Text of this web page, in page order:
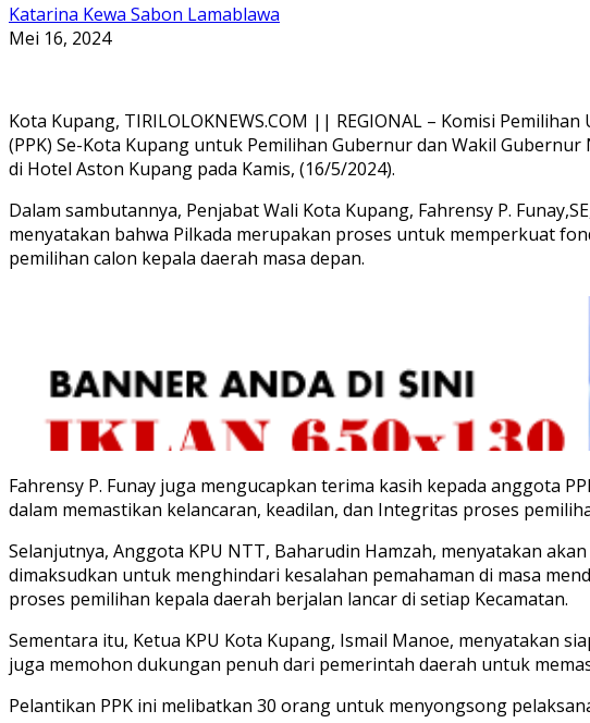
Katarina Kewa Sabon Lamablawa
Mei 16, 2024
Kota Kupang, TIRILOLOKNEWS.COM || REGIONAL – Komisi
(PPK) Se-Kota Kupang untuk Pemilihan Gubernur dan Wakil
di Hotel Aston Kupang pada Kamis, (16/5/2024).
Dalam sambutannya, Penjabat Wali Kota Kupang, Fahrensy P.
menyatakan bahwa Pilkada merupakan proses untuk memperkuat
pemilihan calon kepala daerah masa depan.
Fahrensy P. Funay juga mengucapkan terima kasih kepada anggota
dalam memastikan kelancaran, keadilan, dan Integritas proses
Selanjutnya, Anggota KPU NTT, Baharudin Hamzah, menyatakan
dimaksudkan untuk menghindari kesalahan pemahaman di masa
proses pemilihan kepala daerah berjalan lancar di setiap Kecamatan.
Sementara itu, Ketua KPU Kota Kupang, Ismail Manoe, menyatakan
juga memohon dukungan penuh dari pemerintah daerah untuk
Pelantikan PPK ini melibatkan 30 orang untuk menyongsong